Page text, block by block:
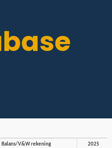
Balans/V&W rekening
2025